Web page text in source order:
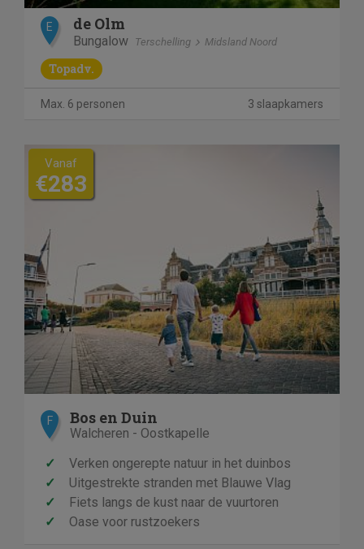
E de Olm
Bungalow Terschelling Midsland Noord
Topadv.
Max. 6 personen 3 slaapkamers
Vanaf
€283
F Bos en Duin
Walcheren - Oostkapelle
✓
Verken ongerepte natuur in het duinbos
✓
Uitgestrekte stranden met Blauwe Vlag
✓
Fiets langs de kust naar de vuurtoren
✓
Oase voor rustzoekers